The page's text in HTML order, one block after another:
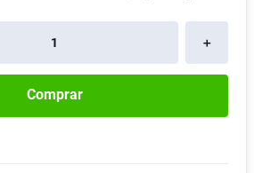
＋
Comprar